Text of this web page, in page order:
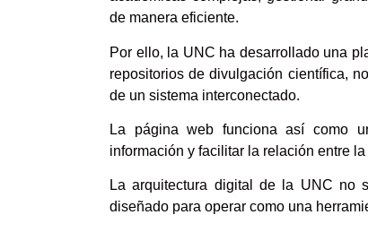
de manera eficiente.
Por ello, la UNC ha desarrollado una
repositorios de divulgación científica,
de un sistema interconectado.
La página web funciona así como
información y facilitar la relación entre
La arquitectura digital de la UNC no
diseñado para operar como una